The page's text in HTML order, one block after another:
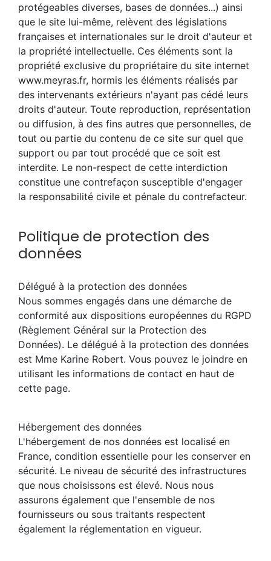
protégeables diverses, bases de données...) ainsi
que le site lui-même, relèvent des législations
françaises et internationales sur le droit d'auteur et
la propriété intellectuelle. Ces éléments sont la
propriété exclusive du propriétaire du site internet
www.meyras.fr, hormis les éléments réalisés par
des intervenants extérieurs n'ayant pas cédé leurs
droits d'auteur. Toute reproduction, représentation
ou diffusion, à des fins autres que personnelles, de
tout ou partie du contenu de ce site sur quel que
support ou par tout procédé que ce soit est
interdite. Le non-respect de cette interdiction
constitue une contrefaçon susceptible d'engager
la responsabilité civile et pénale du contrefacteur.
Politique de protection des
données
Délégué à la protection des données
Nous sommes engagés dans une démarche de
conformité aux dispositions européennes du RGPD
(Règlement Général sur la Protection des
Données). Le délégué à la protection des données
est Mme Karine Robert. Vous pouvez le joindre en
utilisant les informations de contact en haut de
cette page.
Hébergement des données
L'hébergement de nos données est localisé en
France, condition essentielle pour les conserver en
sécurité. Le niveau de sécurité des infrastructures
que nous choisissons est élevé. Nous nous
assurons également que l'ensemble de nos
fournisseurs ou sous traitants respectent
également la réglementation en vigueur.